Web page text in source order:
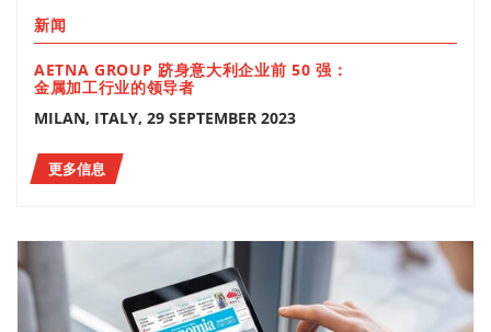
新闻
AETNA GROUP 跻身意大利企业前 50 强：
金属加工行业的领导者
MILAN, ITALY, 29 SEPTEMBER 2023
更多信息